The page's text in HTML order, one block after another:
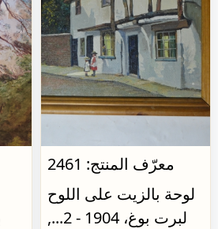
معرّف المنتج: 2461
لوحة بالزيت على اللوح
لبرت بوغ، 1904 - 2...,